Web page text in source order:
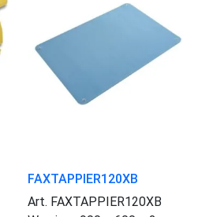
FAXTAPPIER120XB
Art. FAXTAPPIER120XB